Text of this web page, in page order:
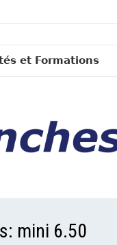
et Formations
mini 6.50